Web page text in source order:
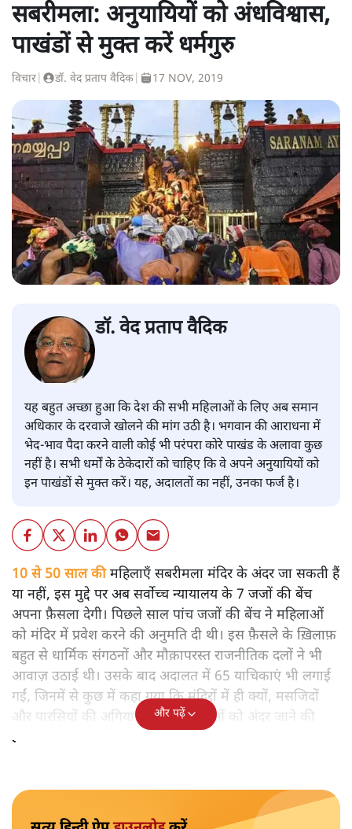
सबरीमला: अनुयायियों को अंधविश्वास,
पाखंडों से मुक्त करें धर्मगुरु
विचार डॉ. वेद प्रताप वैदिक 17 NOV, 2019
डॉ. वेद प्रताप वैदिक
यह बहुत अच्छा हुआ कि देश की सभी महिलाओं के लिए अब समान
अधिकार के दरवाजे खोलने की मांग उठी है। भगवान की आराधना में
भेद-भाव पैदा करने वाली कोई भी परंपरा कोरे पाखंड के अलावा कुछ
नहीं है। सभी धर्मों के ठेकेदारों को चाहिए कि वे अपने अनुयायियों को
इन पाखंडों से मुक्त करें। यह, अदालतों का नहीं, उनका फर्ज है।
10 से 50 साल कीमहिलाएँ सबरीमला मंदिर के अंदर जा सकती हैं
या नहीं, इस मुद्दे पर अब सर्वोच्च न्यायालय के 7 जजों की बेंच
अपना फ़ैसला देगी। पिछले साल पांच जजों की बेंच ने महिलाओं
को मंदिर में प्रवेश करने की अनुमति दी थी। इस फ़ैसले के ख़िलाफ़
बहुत से धार्मिक संगठनों और मौक़ापरस्त राजनीतिक दलों ने भी
आवाज़ उठाई थी। उसके बाद अदालत में 65 याचिकाएं भी लगाई
गईं, जिनमें से कुछ में कहा गया कि मंदिरों में ही क्यों, मसजिदों
और पारसियों की अगियारी में भी महिलाओं को अंदर जाने की
इजाजत मिलनी चाहिए।
और पढ़ें